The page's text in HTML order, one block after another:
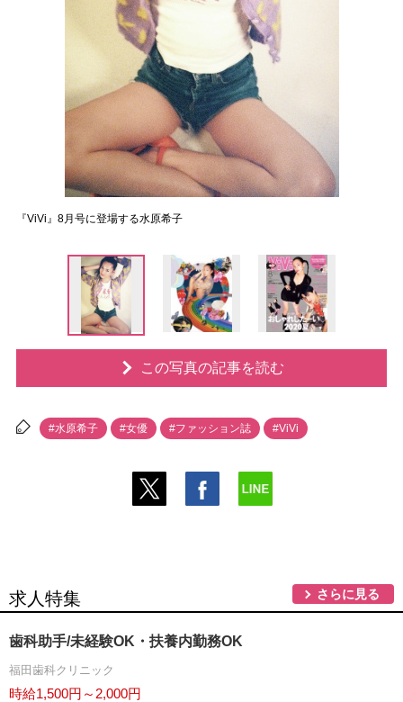
『ViVi』8月号に登場する水原希子
この写真の記事を読む
#水原希子 #女優 #ファッション誌 #ViVi
求人特集 さらに見る
歯科助手/未経験OK・扶養内勤務OK
福田歯科クリニック
時給1,500円～2,000円